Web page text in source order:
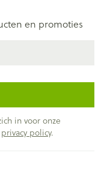
en promoties
in voor onze
privacy policy.